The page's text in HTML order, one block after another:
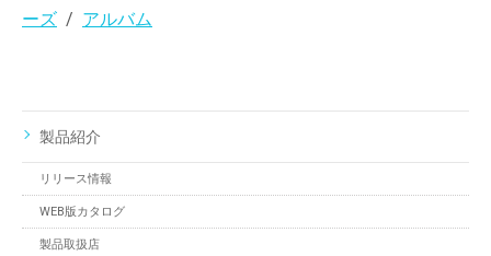
ーズ
アルバム
製品紹介
リリース情報
WEB版カタログ
製品取扱店